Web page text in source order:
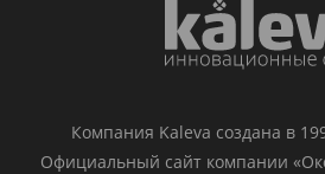
Компания Kaleva создана в
Официальный сайт компании